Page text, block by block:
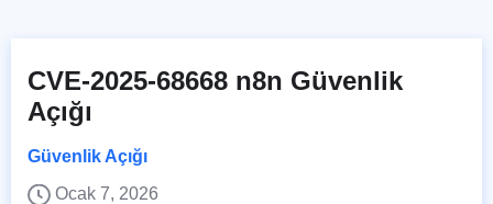
CVE-2025-68668 n8n Güvenlik
Açığı
Güvenlik Açığı
Ocak 7, 2026